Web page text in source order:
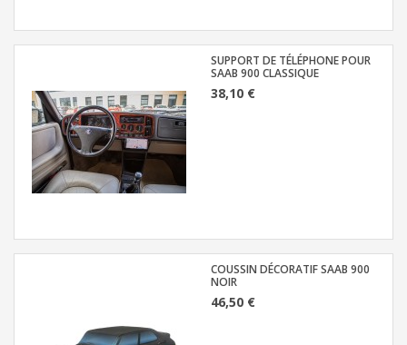
SUPPORT DE TÉLÉPHONE POUR
SAAB 900 CLASSIQUE
38,10 €
COUSSIN DÉCORATIF SAAB 900
NOIR
46,50 €